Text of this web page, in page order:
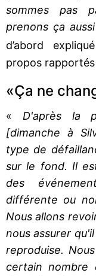
sommes pas
prenons ça
d’abord
propos
«Ça ne
« D'après la
[dimanche à
type de
sur le fond. Il
des
différente ou
Nous allons
nous assurer
reproduise.
certain